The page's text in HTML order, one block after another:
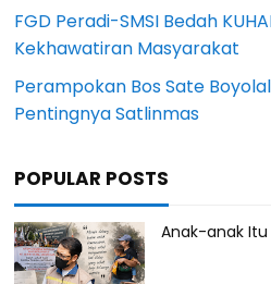
FGD Peradi-SMSI Bedah
Kekhawatiran Masyarakat
Perampokan Bos Sate
Pentingnya Satlinmas
POPULAR POSTS
Anak-anak